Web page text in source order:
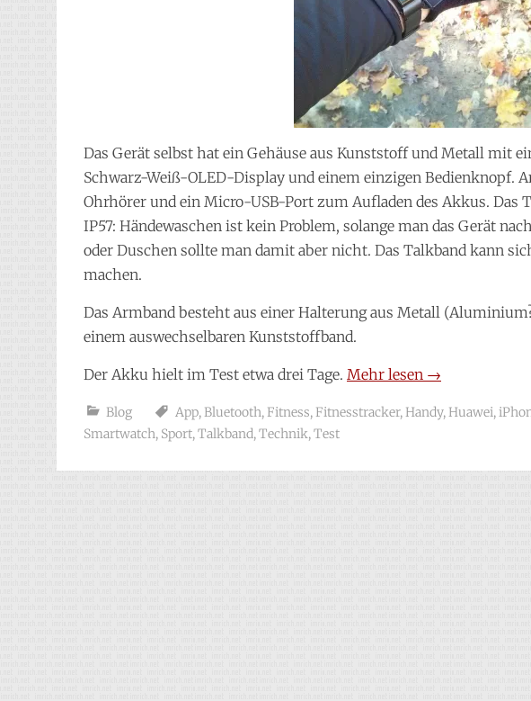
Das Gerät selbst hat ein Gehäuse aus Kunststoff und Metall mit
Schwarz-Weiß-OLED-Display und einem einzigen Bedienknopf.
Ohrhörer und ein Micro-USB-Port zum Aufladen des Akkus. Das
IP57: Händewaschen ist kein Problem, solange man das Gerät
oder Duschen sollte man damit aber nicht. Das Talkband kann
machen.
Das Armband besteht aus einer Halterung aus Metall
einem auswechselbaren Kunststoffband.
Der Akku hielt im Test etwa drei Tage. Mehr lesen →
Blog App,Bluetooth, Fitness, Fitnesstracker,Handy,Huawei,
Smartwatch, Sport,Talkband,Technik,Test